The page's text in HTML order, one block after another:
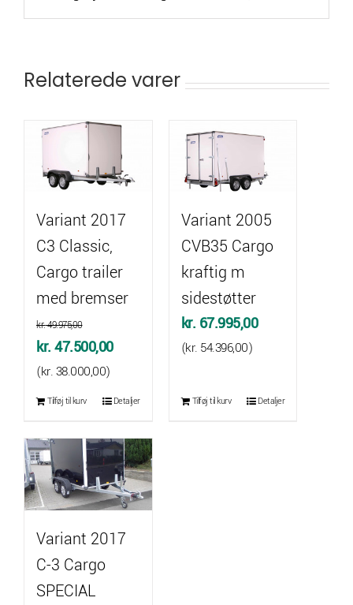
Relaterede varer
Variant 2017
C3 Classic,
Cargo trailer
med bremser
kr.49.975,00
Den
oprindelige
pris
kr. 49.975,00.
kr.47.500,00Den
pris
kr. 47.500,00.
(kr.38.000,00)
Tilføj til kurv Detaljer
Variant 2005
CVB35 Cargo
kraftig m
sidestøtter
kr. 67.995,00
(kr. 54.396,00)
Tilføj til kurv Detaljer
Variant 2017
C-3 Cargo
SPECIAL